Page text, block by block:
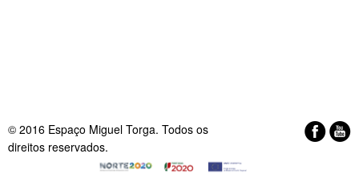
© 2016 Espaço Miguel Torga. Todos os
direitos reservados.